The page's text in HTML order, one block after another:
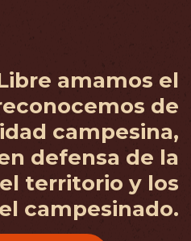
amamos el
de
campesina,
defensa de la
territorio y los
campesinado.